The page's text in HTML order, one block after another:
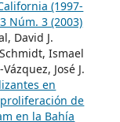
(1997-
Núm. 3 (2003)
David J.
Ismael
José J.
en
de
en la Bahía